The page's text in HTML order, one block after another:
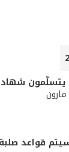
يتسلّمون
قواعد